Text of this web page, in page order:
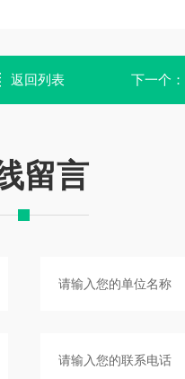
返回列表 下一个：
留言